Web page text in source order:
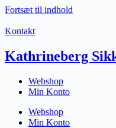
Fortsæt til indhold
Kontakt
Kathrineberg
Webshop
Min Konto
Webshop
Min Konto